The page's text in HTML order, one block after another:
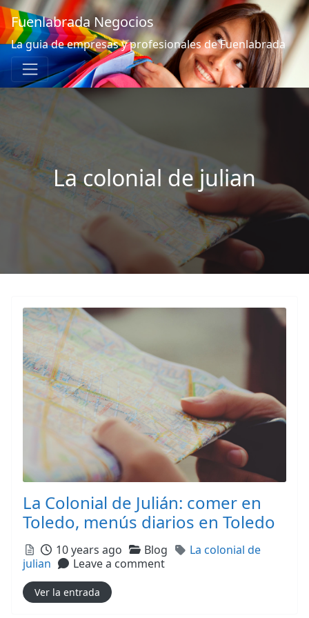
Fuenlabrada Negocios
La guia de empresas y profesionales de Fuenlabrada
La colonial de julian
La Colonial de Julián: comer en
Toledo, menús diarios en Toledo
Posted10 years ago Categories
Blog Tags
La colonial de
julian
Leave a comment
Ver la entrada